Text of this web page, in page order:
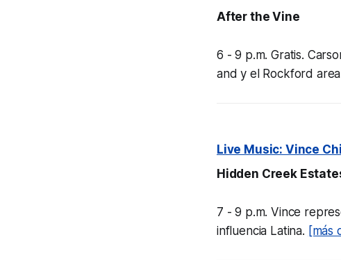
After the Vine
6 - 9 p.m. Gratis.
and y el Rockford
Live Music: Vince
Hidden Creek
7 - 9 p.m. Vince
influencia Latina. [más